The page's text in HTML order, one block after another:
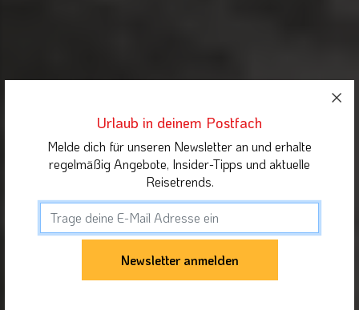
Urlaub in deinem Postfach
Melde dich für unseren Newsletter an und erhalte
regelmäßig Angebote, Insider-Tipps und aktuelle
Reisetrends.